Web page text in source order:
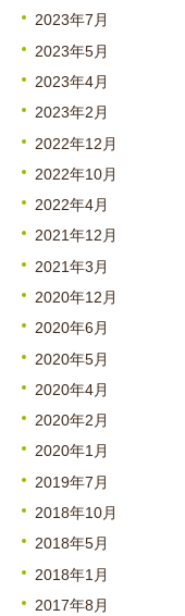
2023年7月
2023年5月
2023年4月
2023年2月
2022年12月
2022年10月
2022年4月
2021年12月
2021年3月
2020年12月
2020年6月
2020年5月
2020年4月
2020年2月
2020年1月
2019年7月
2018年10月
2018年5月
2018年1月
2017年8月